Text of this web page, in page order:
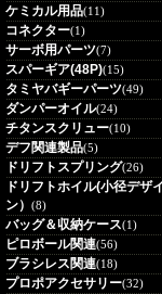
ケミカル用品(11)
コネクター(1)
サーボ用パーツ(7)
スパーギア(48P)(15)
タミヤバギーパーツ(49)
ダンパーオイル(24)
チタンスクリュー(10)
デフ関連製品(5)
ドリフトスプリング(26)
ドリフトホイル(小径デザ
ン） (8)
バッグ＆収納ケース(1)
ピロボール関連(56)
ブラシレス関連(18)
プロポアクセサリー(32)